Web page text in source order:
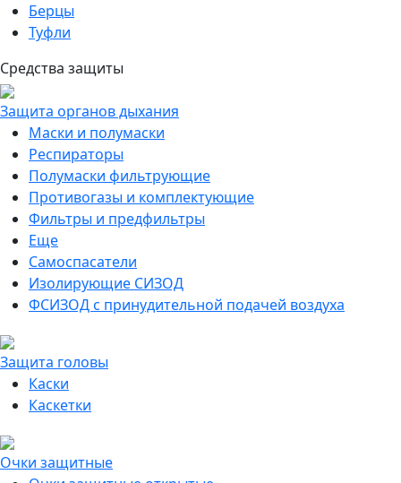
Берцы
Туфли
Средства защиты
Защита органов дыхания
Маски и полумаски
Респираторы
Полумаски фильтрующие
Противогазы и комплектующие
Фильтры и предфильтры
Еще
Самоспасатели
Изолирующие СИЗОД
ФСИЗОД с принудительной подачей воздуха
Защита головы
Каски
Каскетки
Очки защитные